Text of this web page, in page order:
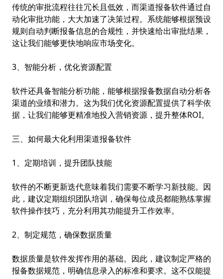
传统的审批流程往往冗长且低效，而渠道报备软件通过自
动化审批功能，大大加速了决策过程。系统能够根据预设
规则自动判断报备信息的合规性，并快速给出审批结果，
这让我们能够更快地响应市场变化。
3、智能分析，优化资源配置
软件还具备智能分析功能，能够根据报备数据自动分析各
渠道的业绩和潜力。这为我们优化资源配置提供了科学依
据，让我们能够更精准地投入营销资源，提升整体ROI。
三、如何最大化利用渠道报备软件
1、定期培训，提升团队技能
软件的不断更新迭代意味着我们需要不断学习新技能。因
此，建议定期组织团队培训，确保每位成员都能熟练掌握
软件操作技巧，充分利用其功能提升工作效率。
2、制定规范，确保数据质量
数据质量是软件发挥作用的基础。因此，建议制定严格的
报备数据规范，明确信息录入的标准和要求。这不仅能提